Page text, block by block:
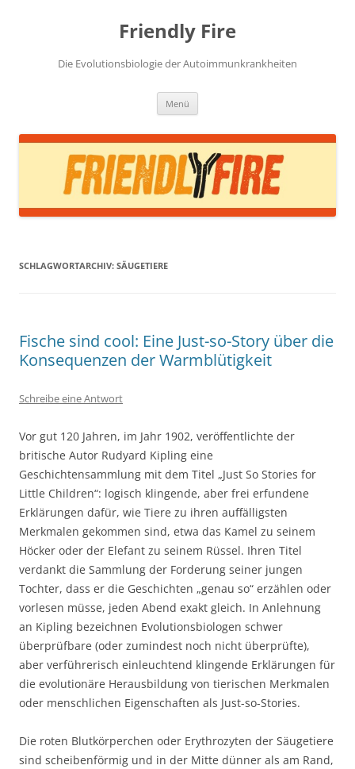
Friendly Fire
Die Evolutionsbiologie der Autoimmunkrankheiten
Menü
SCHLAGWORTARCHIV: SÄUGETIERE
Fische sind cool: Eine Just-so-Story über die
Konsequenzen der Warmblütigkeit
Schreibe eine Antwort
Vor gut 120 Jahren, im Jahr 1902, veröffentlichte der
britische Autor Rudyard Kipling eine
Geschichtensammlung mit dem Titel „Just So Stories for
Little Children“: logisch klingende, aber frei erfundene
Erklärungen dafür, wie Tiere zu ihren auffälligsten
Merkmalen gekommen sind, etwa das Kamel zu seinem
Höcker oder der Elefant zu seinem Rüssel. Ihren Titel
verdankt die Sammlung der Forderung seiner jungen
Tochter, dass er die Geschichten „genau so“ erzählen oder
vorlesen müsse, jeden Abend exakt gleich. In Anlehnung
an Kipling bezeichnen Evolutionsbiologen schwer
überprüfbare (oder zumindest noch nicht überprüfte),
aber verführerisch einleuchtend klingende Erklärungen für
die evolutionäre Herausbildung von tierischen Merkmalen
oder menschlichen Eigenschaften als Just-so-Stories.
Die roten Blutkörperchen oder Erythrozyten der Säugetiere
sind scheibenförmig und in der Mitte dünner als am Rand,